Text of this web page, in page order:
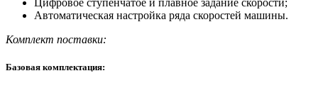
Цифровое ступенчатое и плавное задание скорости;
Автоматическая настройка ряда скоростей машины.
Комплект поставки:
Базовая комплектация: